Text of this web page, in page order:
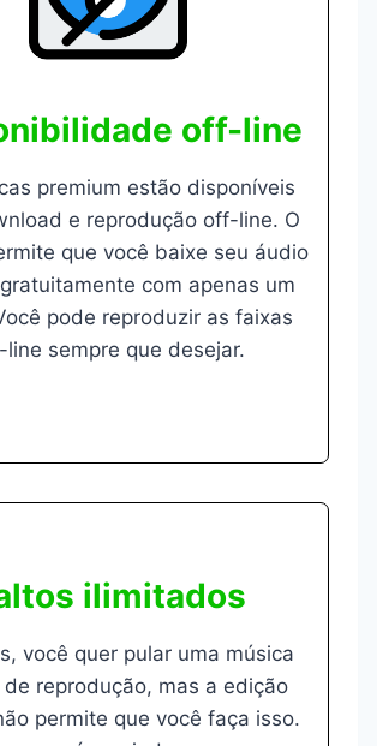
off-line
premium estão disponíveis
e reprodução off-line. O
que você baixe seu áudio
com apenas um
pode reproduzir as faixas
line sempre que desejar.
ilimitados
você quer pular uma música
reprodução, mas a edição
permite que você faça isso.